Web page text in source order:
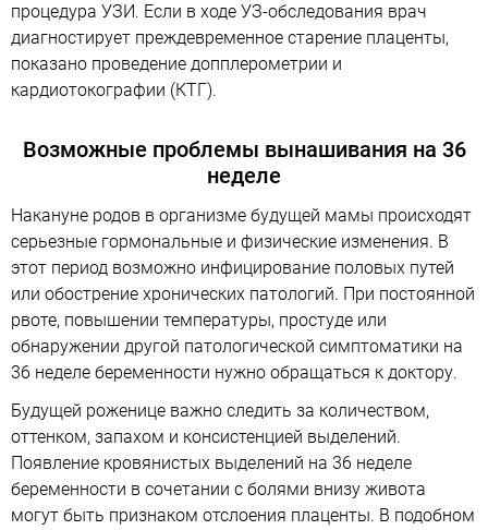
процедура УЗИ. Если в ходе УЗ-обследования врач
диагностирует преждевременное старение плаценты,
показано проведение допплерометрии и
кардиотокографии (КТГ).
Возможные проблемы вынашивания на 36
неделе
Накануне родов в организме будущей мамы происходят
серьезные гормональные и физические изменения. В
этот период возможно инфицирование половых путей
или обострение хронических патологий. При постоянной
рвоте, повышении температуры, простуде или
обнаружении другой патологической симптоматики на
36 неделе беременности нужно обращаться к доктору.
Будущей роженице важно следить за количеством,
оттенком, запахом и консистенцией выделений.
Появление кровянистых выделений на 36 неделе
беременности в сочетании с болями внизу живота
могут быть признаком отслоения плаценты. В подобном